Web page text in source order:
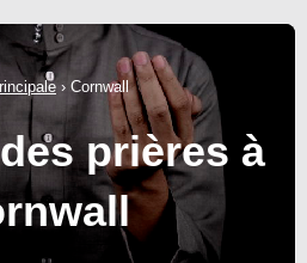
› Cornwall
prières à